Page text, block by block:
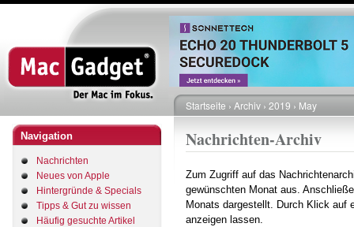
Direkt
zum
Inhalt
Navigation
Nachrichten
Neues von Apple
Hintergründe & Specials
Tipps & Gut zu wissen
Häufig gesuchte Artikel
Pfadnavigation
Startseite Archiv 2019 May
Nachrichten-Archiv
Zum Zugriff auf das
gewünschten Monat aus.
Monats dargestellt. Durch Klick auf
anzeigen lassen.